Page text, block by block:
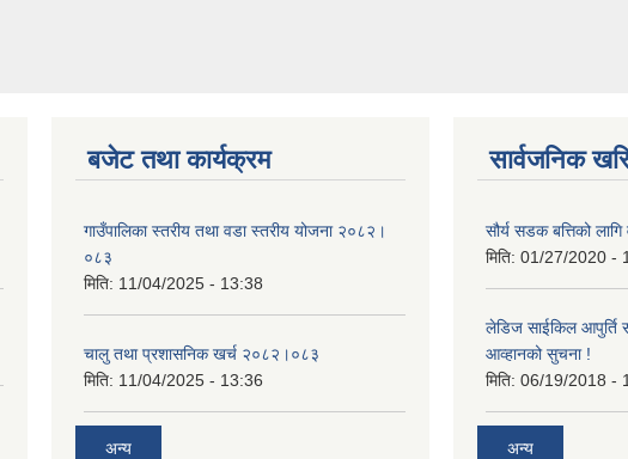
बजेट तथा कार्यक्रम
गाउँपालिका स्तरीय तथा वडा स्तरीय योजना २०८२।
०८३
मिति: 11/04/2025 - 13:38
चालु तथा प्रशासनिक खर्च २०८२।०८३
मिति: 11/04/2025 - 13:36
अन्य
सार्वजनिक
सौर्य सडक बत्तिको
मिति: 01/27/2020 -
लेडिज साईकिल आपुर्ति
आव्हानको सुचना !
मिति: 06/19/2018 -
अन्य